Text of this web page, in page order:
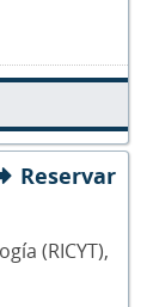
Reservar
(RICYT),